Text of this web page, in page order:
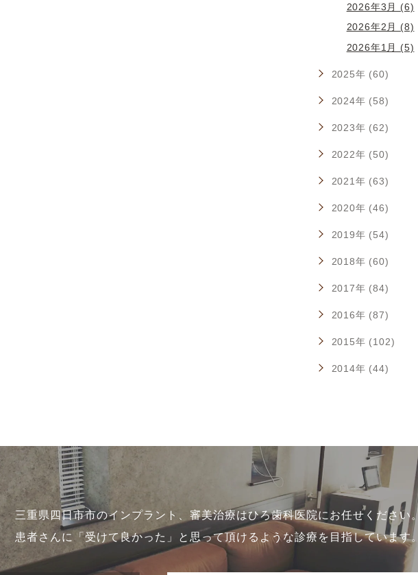
2026年3月 (6)
2026年2月 (8)
2026年1月 (5)
2025年 (60)
2024年 (58)
2023年 (62)
2022年 (50)
2021年 (63)
2020年 (46)
2019年 (54)
2018年 (60)
2017年 (84)
2016年 (87)
2015年 (102)
2014年 (44)
三重県四日市市のインプラント、審美治療はひろ歯科医院にお任せください。
患者さんに「受けて良かった」と思って頂けるような診療を目指しています。